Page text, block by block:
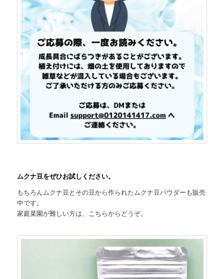
ムクナ豆をぜひお試しください。
もちろんムクナ豆とその豆から作られたムクナ豆パウダーも販売
中です。
家庭菜園が難しい方は、こちらからどうぞ。